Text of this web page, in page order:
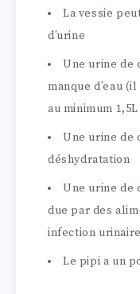
La vessie
d’urine
Une urine de
manque d’eau
au minimum
Une urine de
déshydratation
Une urine de
due par des
infection urinaire
Le pipi a un